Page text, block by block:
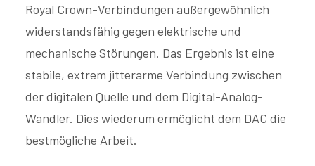
Royal Crown-Verbindungen außergewöhnlich
widerstandsfähig gegen elektrische und
mechanische Störungen. Das Ergebnis ist eine
stabile, extrem jitterarme Verbindung zwischen
der digitalen Quelle und dem Digital-Analog-
Wandler. Dies wiederum ermöglicht dem DAC die
bestmögliche Arbeit.